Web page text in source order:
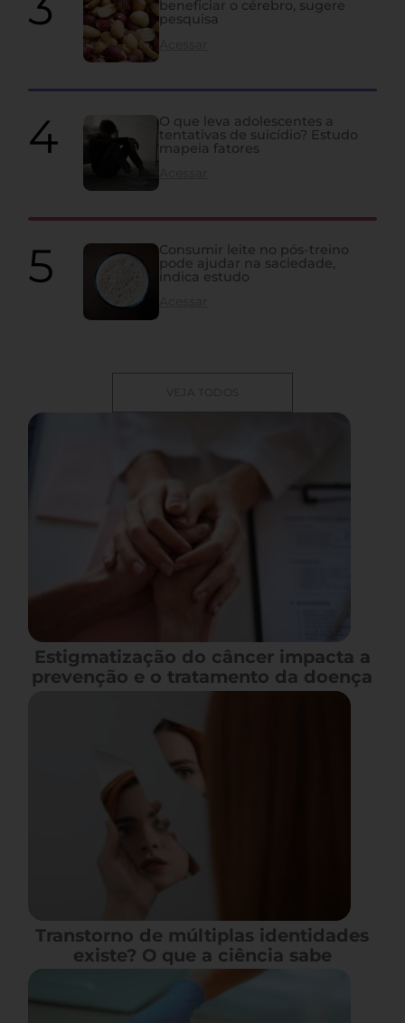
beneficiar o cérebro, sugere
pesquisa
O que leva adolescentes a
tentativas de suicídio? Estudo
mapeia fatores
Consumir leite no pós-treino
pode ajudar na saciedade,
indica estudo
VEJA TODOS
Estigmatização do câncer impacta a
prevenção e o tratamento da doença
Transtorno de múltiplas identidades
existe? O que a ciência sabe